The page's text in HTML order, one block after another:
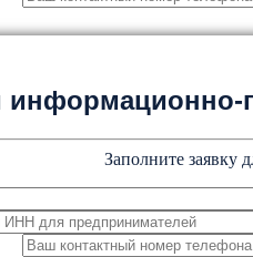
Заполните заявку